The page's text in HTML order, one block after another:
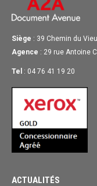
Siège : 39 Chemin du
Agence : 29 rue Antoine
Tel : 04 76 41 19 20
ACTUALITÉS